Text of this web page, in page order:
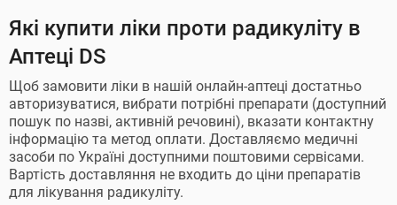
Які купити ліки проти радикуліту в
Аптеці DS
Щоб замовити ліки в нашій онлайн-аптеці достатньо
авторизуватися, вибрати потрібні препарати (доступний
пошук по назві, активній речовині), вказати контактну
інформацію та метод оплати. Доставляємо медичні
засоби по Україні доступними поштовими сервісами.
Вартість доставляння не входить до ціни препаратів
для лікування радикуліту.